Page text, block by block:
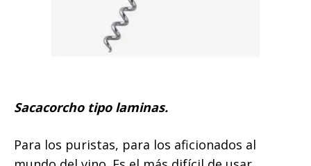
Sacacorcho tipo laminas.
Para los puristas, para los aficionados al